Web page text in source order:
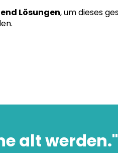
Lösungen, um dieses
alt werden."